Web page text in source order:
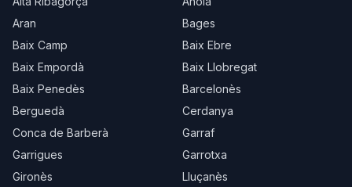
Aran
Bages
Baix Camp
Baix Ebre
Baix Empordà
Baix Llobregat
Baix Penedès
Barcelonès
Berguedà
Cerdanya
Conca de Barberà
Garraf
Garrigues
Garrotxa
Gironès
Lluçanès